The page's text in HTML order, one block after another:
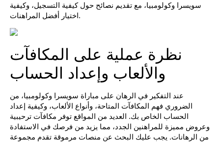
سويسرا وكولومبيا، مع تقديم نصائح حول كيفية التسجيل، وكيفية
اختيار أفضل المراهنات.
نظرة عملية على المكافآت
والألعاب وإعداد الحساب
عند التفكير في الرهان على مباراة سويسرا وكولومبيا، من
الضروري فهم المكافآت المتاحة، وأنواع الألعاب، وكيفية إعداد
الحساب الخاص بك. العديد من المواقع توفر مكافآت ترحيبية
وعروض مميزة للمراهنين الجدد، مما يزيد من فرصك في الاستفادة
من الرهانات. يجب عليك البحث عن منصات مرموقة تقدم مجموعة